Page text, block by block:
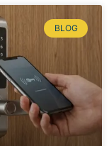
BLOG